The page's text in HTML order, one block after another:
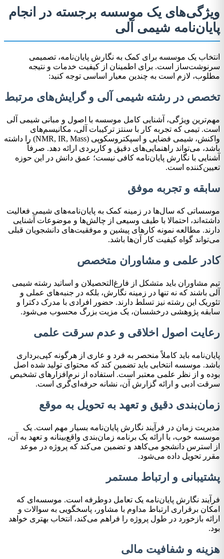
ویژگی‌های یک موسسه برجسته در انجام
پایان‌نامه شیمی آلی
انتخاب یک موسسه برای کمک به نگارش پایان‌نامه، تصمیمی
سرنوشت‌ساز است. برای اطمینان از کیفیت خدمات و نتیجه
مطلوب، لازم است به چندین معیار اساسی توجه کنید:
تخصص در رشته شیمی آلی و گرایش‌های مرتبط
مهم‌ترین ویژگی، آشنایی کامل موسسه با اصول و مبانی شیمی آلی
است. تیمی که تجربه کار با سنتز ترکیبات آلی، مکانیسم‌های
واکنش، شیمی فضایی و اسپکتروسکوپی (NMR, IR, Mass) را داشته
باشد، می‌تواند راهنمایی‌های دقیق و کاربردی ارائه دهد. صرفاً
آشنایی با نگارش پایان‌نامه کافی نیست؛ عمق دانش در این حوزه
تعیین‌کننده است.
سابقه و تجربه موفق
موسساتی که سال‌ها در زمینه کمک به پایان‌نامه‌های شیمی فعالیت
داشته‌اند، احتمالا با طیف وسیعی از چالش‌ها و موضوعات آشنایی
دارند. مطالعه نمونه کارهای پیشین و موفقیت‌های دانشجویان قبلی
می‌تواند گواه کیفیت کار آن‌ها باشد.
کادر علمی و مشاوران متخصص
تیم مشاوران باید متشکل از فارغ‌التحصیلان و اساتید رشته شیمی
آلی باشند که نه تنها در زمینه نگارش، بلکه در جنبه‌های عملی و
تئوریک این رشته نیز تسلط دارند. حضور افرادی با مدرک دکترا و
سابقه پژوهشی درخشسان، یک مزیت بزرگ محسوب می‌شود.
رعایت اصول اخلاقی و عدم سرقت علمی
پایان‌نامه باید کاملاً منحصر به فرد و عاری از هرگونه کپی‌برداری
باشد. موسسه انتخابی باید تضمین کند که محتوای تولید شده اصل
بوده و از نظر علمی معتبر است. استفاده از نرم‌افزارهای تشخیص
سرقت ادبی و ارائه گزارش آن، نشانه حرفه‌ای‌گری است.
زمان‌بندی دقیق و تعهد به تحویل به موقع
مدیریت زمان در فرآیند نگارش پایان‌نامه بسیار مهم است. یک
موسسه خوب، با ارائه یک برنامه زمان‌بندی واقع‌بینانه و تعهد به آن،
از استرس دانشجو می‌کاهد و تضمین می‌کند که پروژه در موعد
مقرر تحویل داده می‌شود.
پشتیبانی و ارتباط مستمر
فرآیند نگارش پایان‌نامه یک تعامل دوطرفه است. موسسه‌ای که
امکان برقراری ارتباط مداوم با مشاور، پاسخگویی به سوالات و
ارائه بازخورد در طول پروژه را فراهم می‌کند، انتخاب بهتری خواهد
بود.
هزینه و شفافیت مالی